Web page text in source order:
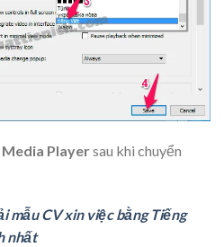
Media Playersau khi chuyển
mẫu CV xin việc bằng Tiếng
nhất